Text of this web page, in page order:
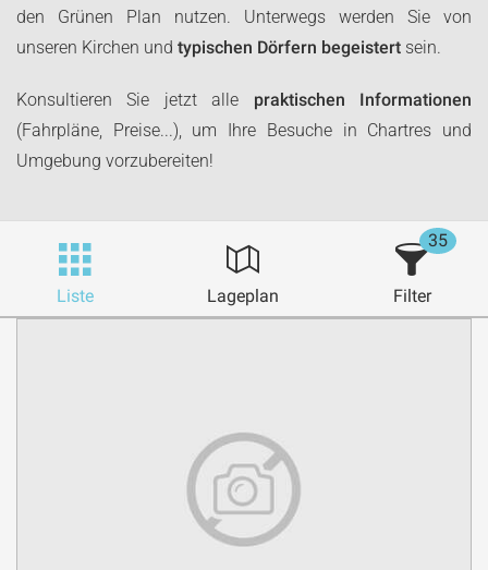
den Grünen Plan nutzen. Unterwegs werden Sie von
unseren Kirchen und typischen Dörfern begeistert sein.
Konsultieren Sie jetzt alle praktischen Informationen
(Fahrpläne, Preise...), um Ihre Besuche in Chartres und
Umgebung vorzubereiten!
Liste Lageplan Filter
35